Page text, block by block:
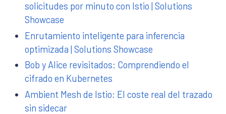
solicitudes por minuto con Istio | Solutions
Showcase
Enrutamiento inteligente para inferencia
optimizada | Solutions Showcase
Bob y Alice revisitados: Comprendiendo el
cifrado en Kubernetes
Ambient Mesh de Istio: El coste real del trazado
sin sidecar